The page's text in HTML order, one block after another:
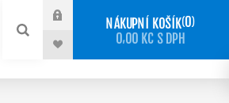
NÁKUPNÍ KOŠÍK 0
0,00 KČ S DPH